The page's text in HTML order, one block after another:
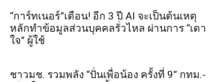
“การ์ทเนอร์”เตือน! อีก 3 ปี AI จะเป็นต้นเหตุ
หลักทำข้อมูลส่วนบุคคลรั่วไหล ผ่านการ “เดา
ใจ” ผู้ใช้
ชาวมช. รวมพลัง “ปั่นเพื่อน้อง ครั้งที่ 9” กทม.-